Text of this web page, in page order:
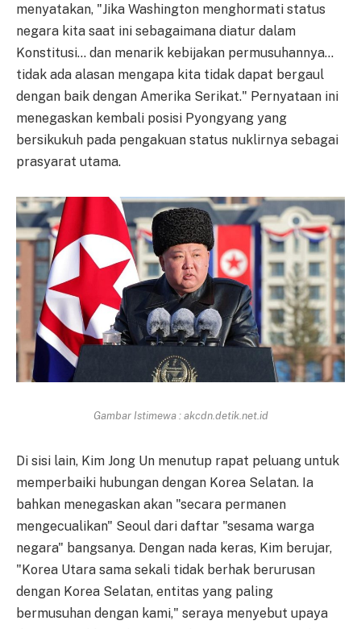
menyatakan, "Jika Washington menghormati status
negara kita saat ini sebagaimana diatur dalam
Konstitusi… dan menarik kebijakan permusuhannya…
tidak ada alasan mengapa kita tidak dapat bergaul
dengan baik dengan Amerika Serikat." Pernyataan ini
menegaskan kembali posisi Pyongyang yang
bersikukuh pada pengakuan status nuklirnya sebagai
prasyarat utama.
Gambar Istimewa : akcdn.detik.net.id
Di sisi lain, Kim Jong Un menutup rapat peluang untuk
memperbaiki hubungan dengan Korea Selatan. Ia
bahkan menegaskan akan "secara permanen
mengecualikan" Seoul dari daftar "sesama warga
negara" bangsanya. Dengan nada keras, Kim berujar,
"Korea Utara sama sekali tidak berhak berurusan
dengan Korea Selatan, entitas yang paling
bermusuhan dengan kami," seraya menyebut upaya